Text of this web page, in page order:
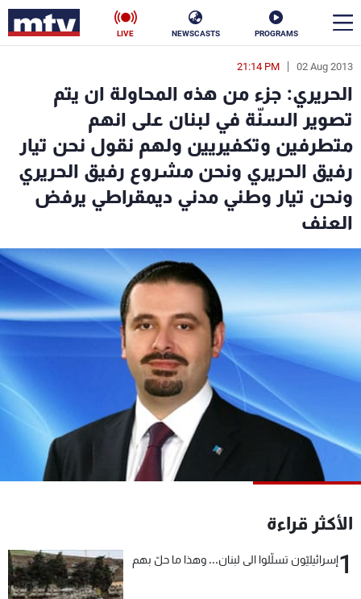
PROGRAMS
NEWSCASTS
LIVE
02 Aug 2013
21:14 PM
الحريري: جزء من هذه المحاولة ان يتم
تصوير السنّة في لبنان على انهم
متطرفين وتكفيريين ولهم نقول نحن تيار
رفيق الحريري ونحن مشروع رفيق الحريري
ونحن تيار وطني مدني ديمقراطي يرفض
العنف
الأكثر قراءة
1إسرائيليّون تسلّلوا الى لبنان... وهذا ما حلّ بهم
en
الأخبار
سياسة ناس
إقتصاد فن
منوعات
البرامج
جدول البرامج
شاهد البرامج
عن MTV
الإنـتـاج
لاعلاناتكم
وظائف
تواصل معنا